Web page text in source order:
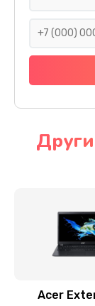
Acer